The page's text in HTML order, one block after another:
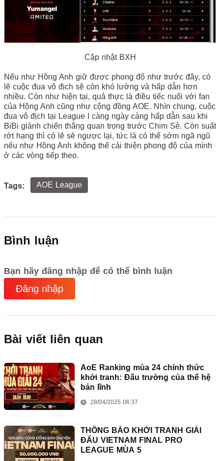
Cập nhật BXH
Nếu như Hồng Anh giữ được phong độ như trước đây, có
lẽ cuộc đua vô địch sẽ còn khó lường và hấp dẫn hơn
nhiều. Còn như hiện tại, quả thực là điều tiếc nuối với fan
của Hồng Anh cũng như cộng đồng AOE. Nhìn chung, cuộc
đua vô địch tại League I càng ngày càng hấp dẫn sau khi
BiBi giành chiến thắng quan trọng trước Chim Sẻ. Còn suất
rớt hạng thì có lẽ sẽ ngược lại, tức là có thể sớm ngã ngũ
nếu như Hồng Anh không thể cải thiện phong độ của mình
ở các vòng tiếp theo.
Tags: AOE League
Bình luận
Bạn hãy đăng nhập để có thể bình luận
Đăng nhập
Bài viết liên quan
AoE Ranking mùa 24 chính thức
khởi tranh: Đấu trường của thế hệ
bản lĩnh
28/04/2025 06:37
THÔNG BÁO KHỞI TRANH GIẢI
ĐẤU VIETNAM FINAL PRO
LEAGUE MÙA 5